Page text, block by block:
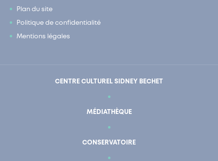
Plan du site
Politique de confidentialité
Mentions légales
CENTRE CULTUREL SIDNEY BECHET
MÉDIATHÈQUE
CONSERVATOIRE